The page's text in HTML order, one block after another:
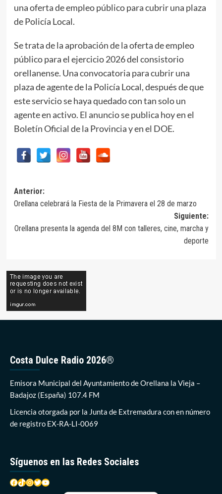
una oferta de empleo público para cubrir una plaza
de Policía Local.
Se trata de la aprobación de la oferta de empleo
público para el ejercicio 2026 del consistorio
orellanense. Una convocatoria para cubrir una
plaza de agente de la Policía Local, después de que
este servicio se haya quedado con tan solo un
agente en activo. El anuncio se publica hoy en el
Boletín Oficial de la Provincia y en el DOE.
Navegación
de
entradas
Anterior:
Orellana celebrará la Fiesta de la Primavera el 28 de marzo
Siguiente:
Orellana presenta la agenda del 8M con talleres, cine, marcha y
deporte
Costa Dulce Radio 2026®
Emisora Municipal del Ayuntamiento de Orellana la Vieja –
Badajoz (España) 107.4 FM
Licencia otorgada por la Junta de Extremadura con en número
de registro EX-RA-LI-0069
Síguenos en las Redes Sociales
Facebook
TikTok
Instagram
Twitter
YouTube